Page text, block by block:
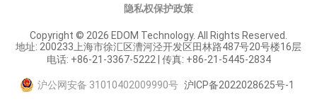
Copyright © 2026 EDOM Technology. All Rights Reserved.
地址: 200233上海市徐汇区漕河泾开发区田林路487号20号楼16层
电话: +86-21-3367-5222 | 传真: +86-21-5445-2834
沪公网安备 31010402009990号 沪ICP备2022028625号-1
隐私权保护政策